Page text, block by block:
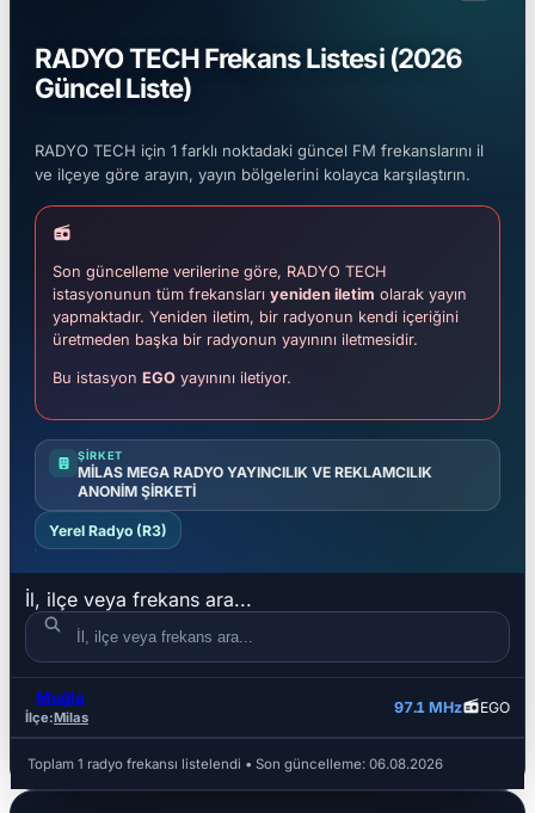
RADYO TECH Frekans Listesi (2026
Güncel Liste)
RADYO TECH için 1 farklı noktadaki güncel FM frekanslarını il
ve ilçeye göre arayın, yayın bölgelerini kolayca karşılaştırın.
Son güncelleme verilerine göre, RADYO TECH
istasyonunun tüm frekanslarıyeniden iletim olarak yayın
yapmaktadır. Yeniden iletim, bir radyonun kendi içeriğini
üretmeden başka bir radyonun yayınını iletmesidir.
Bu istasyonEGO yayınını iletiyor.
ŞIRKET
MİLAS MEGA RADYO YAYINCILIK VE REKLAMCILIK
ANONİM ŞİRKETİ
Yerel Radyo (R3)
İl, ilçe veya frekans ara...
İL
Muğla
İlçe:Milas
97.1 MHz EGO
Toplam 1 radyo frekansı listelendi • Son güncelleme:06.08.2026